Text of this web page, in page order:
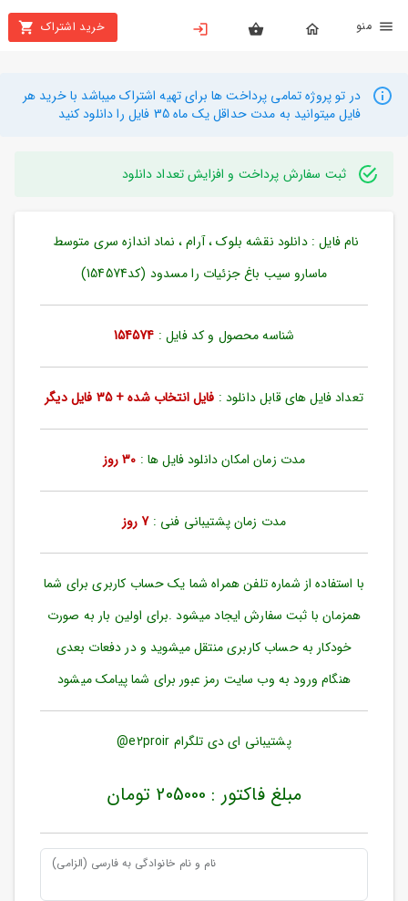
خرید اشتراک
بستن
محصولات
تهیه
راهنما
دانلود
ورود
به
بازیابی
رمز
مندی
ها
در تو پروژه تمامی پرداخت ها برای تهیه اشتراک میباشد با خرید هر
فایل میتوانید به مدت حداقل یک ماه 35 فایل را دانلود کنید
ثبت سفارش پرداخت و افزایش تعداد دانلود
نام فایل : دانلود نقشه بلوک ، آرام ، نماد اندازه سری متوسط ​​
ماسارو سیب باغ جزئیات را مسدود (کد154574)
شناسه محصول و کد فایل : 154574
تعداد فایل های قابل دانلود : فایل انتخاب شده + 35 فایل دیگر
مدت زمان امکان دانلود فایل ها : 30 روز
مدت زمان پشتیبانی فنی :7 روز
با استفاده از شماره تلفن همراه شما یک حساب کاربری برای شما
همزمان با ثبت سفارش ایجاد میشود .برای اولین بار به صورت
خودکار به حساب کاربری منتقل میشوید و در دفعات بعدی
هنگام ورود به وب سایت رمز عبور برای شما پیامک میشود
پشتیبانی ای دی تلگرام e2proir@
مبلغ فاکتور : 205000 تومان
نام و نام خانوادگی به فارسی (الزامی)